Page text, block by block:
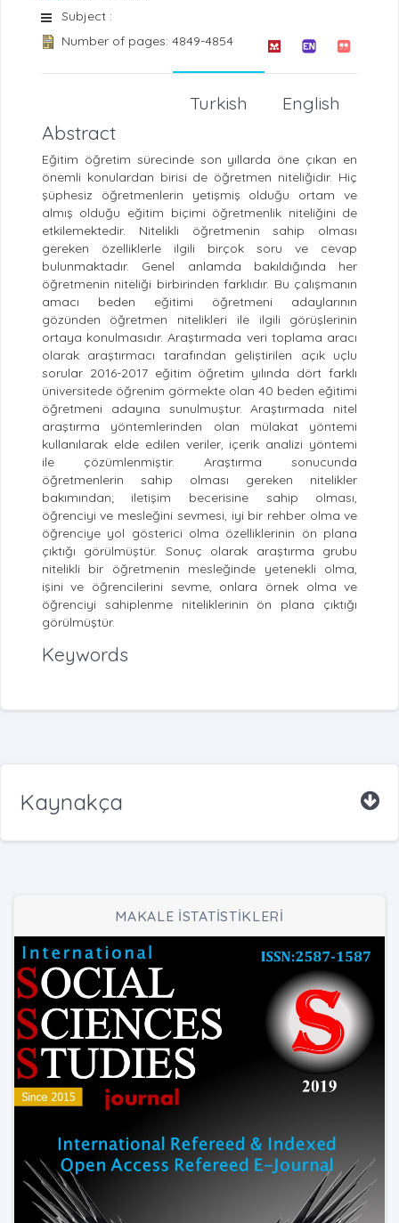
Subject :
Number of pages: 4849-4854
English
Turkish
Abstract
Eğitim öğretim sürecinde son yıllarda öne çıkan en
önemli konulardan birisi de öğretmen niteliğidir. Hiç
şüphesiz öğretmenlerin yetişmiş olduğu ortam ve
almış olduğu eğitim biçimi öğretmenlik niteliğini de
etkilemektedir. Nitelikli öğretmenin sahip olması
gereken özelliklerle ilgili birçok soru ve cevap
bulunmaktadır. Genel anlamda bakıldığında her
öğretmenin niteliği birbirinden farklıdır. Bu çalışmanın
amacı beden eğitimi öğretmeni adaylarının
gözünden öğretmen nitelikleri ile ilgili görüşlerinin
ortaya konulmasıdır. Araştırmada veri toplama aracı
olarak araştırmacı tarafından geliştirilen açık uçlu
sorular 2016-2017 eğitim öğretim yılında dört farklı
üniversitede öğrenim görmekte olan 40 beden eğitimi
öğretmeni adayına sunulmuştur. Araştırmada nitel
araştırma yöntemlerinden olan mülakat yöntemi
kullanılarak elde edilen veriler, içerik analizi yöntemi
ile çözümlenmiştir. Araştırma sonucunda
öğretmenlerin sahip olması gereken nitelikler
bakımından; iletişim becerisine sahip olması,
öğrenciyi ve mesleğini sevmesi, iyi bir rehber olma ve
öğrenciye yol gösterici olma özelliklerinin ön plana
çıktığı görülmüştür. Sonuç olarak araştırma grubu
nitelikli bir öğretmenin mesleğinde yetenekli olma,
işini ve öğrencilerini sevme, onlara örnek olma ve
öğrenciyi sahiplenme niteliklerinin ön plana çıktığı
görülmüştür.
Keywords
Kaynakça
MAKALE İSTATİSTİKLERİ